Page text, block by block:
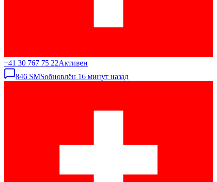
+41 30 767 75 22Активен
846 SMSобновлён 16 минут назад